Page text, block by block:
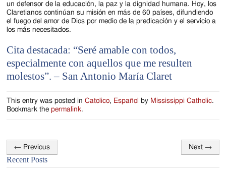
un defensor de la educación, la paz y la dignidad humana. Hoy, los
Claretianos continúan su misión en más de 60 países, difundiendo
el fuego del amor de Dios por medio de la predicación y el servicio a
los más necesitados.
Cita destacada: “Seré amable con todos,
especialmente con aquellos que me resulten
molestos”. – San Antonio María Claret
This entry was posted inCatolico, Español by Mississippi Catholic.
Bookmark thepermalink.
Post
navigation
← Previous Next →
Recent Posts